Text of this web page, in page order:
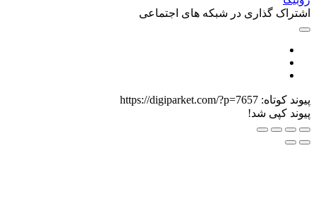
در شبکه های اجتماعی
https://digiparket.com/?p=7657
شد!